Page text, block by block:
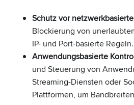
Schutz vor
Blockierung von
IP- und Port-basierte Regeln.
Anwendungsbasierte
und Steuerung von
Streaming-Diensten oder
Plattformen, um